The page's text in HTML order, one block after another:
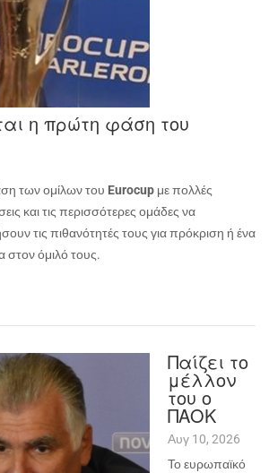
η πρώτη φάση του
των ομίλων του Eurocup με πολλές
και τις περισσότερες ομάδες να
τις πιθανότητές τους για πρόκριση ή ένα
στον όμιλό τους.
Παίζει το
μέλλον
του ο
ΠΑΟΚ
Αυγ 10, 2026
Το ευρωπαϊκό